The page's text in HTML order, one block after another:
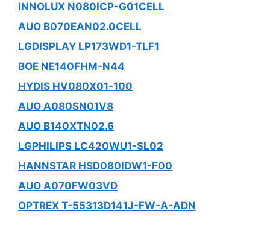
INNOLUX N080ICP-G01CELL
AUO B070EAN02.0CELL
LGDISPLAY LP173WD1-TLF1
BOE NE140FHM-N44
HYDIS HV080X01-100
AUO A080SN01V8
AUO B140XTN02.6
LGPHILIPS LC420WU1-SL02
HANNSTAR HSD080IDW1-F00
AUO A070FW03VD
OPTREX T-55313D141J-FW-A-ADN